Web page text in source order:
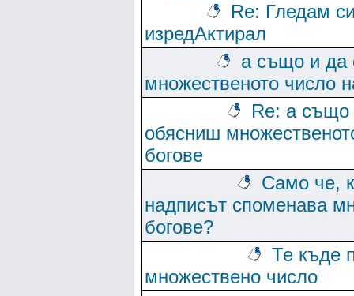
Re: Гледам
изредАктирал
а също и да
множественото число
Re: а също
обясниш
богове
Само че,
надписът споменава
богове?
Те къде
множествено число